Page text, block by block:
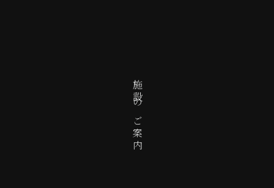
施設のご案内